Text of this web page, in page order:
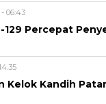
06:43
129 Percepat
Kelok Kandih